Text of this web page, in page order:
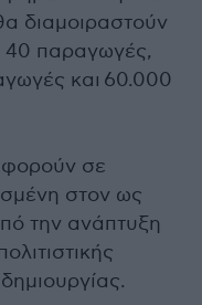
διαμοιραστούν
παραγωγές,
και 60.000
σε
στον ως
την ανάπτυξη